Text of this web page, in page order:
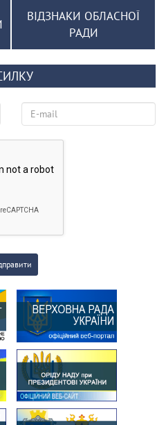
ВІДЗНАКИ ОБЛАСНОЇ
РАДИ